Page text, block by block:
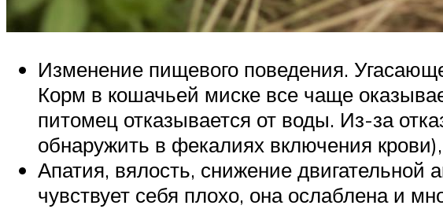
Изменение пищевого поведения.
Корм в кошачьей миске все чаще
питомец отказывается от воды. Из-за
обнаружить в фекалиях включения
Апатия, вялость, снижение
чувствует себя плохо, она ослаблена и